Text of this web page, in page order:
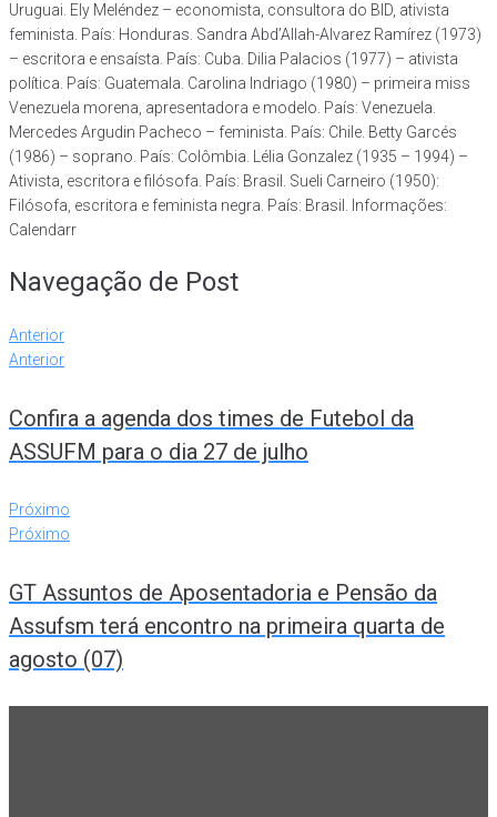
Uruguai. Ely Meléndez – economista, consultora do BID, ativista
feminista. País: Honduras. Sandra Abd’Allah-Alvarez Ramírez (1973)
– escritora e ensaísta. País: Cuba. Dilia Palacios (1977) – ativista
política. País: Guatemala. Carolina Indriago (1980) – primeira miss
Venezuela morena, apresentadora e modelo. País: Venezuela.
Mercedes Argudin Pacheco – feminista. País: Chile. Betty Garcés
(1986) – soprano. País: Colômbia. Lélia Gonzalez (1935 – 1994) –
Ativista, escritora e filósofa. País: Brasil. Sueli Carneiro (1950):
Filósofa, escritora e feminista negra. País: Brasil. Informações:
Calendarr
Navegação de Post
Anterior
Anterior
Confira a agenda dos times de Futebol da
ASSUFM para o dia 27 de julho
Próximo
Próximo
GT Assuntos de Aposentadoria e Pensão da
Assufsm terá encontro na primeira quarta de
agosto (07)